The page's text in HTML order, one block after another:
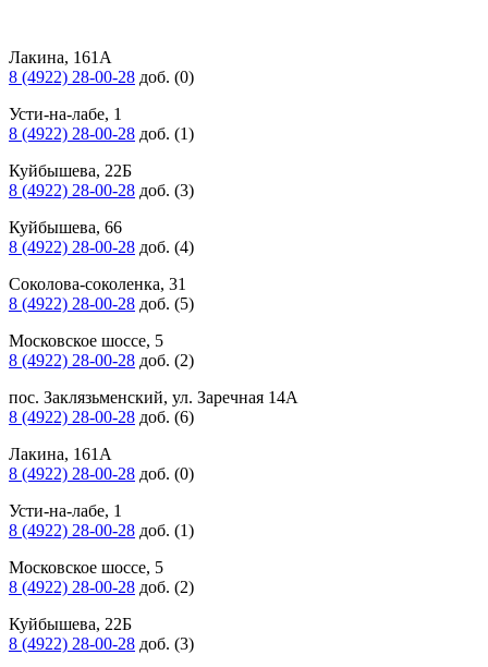
Лакина, 161А
8 (4922) 28-00-28 доб. (0)
Усти-на-лабе, 1
8 (4922) 28-00-28 доб. (1)
Куйбышева, 22Б
8 (4922) 28-00-28 доб. (3)
Куйбышева, 66
8 (4922) 28-00-28 доб. (4)
Соколова-соколенка, 31
8 (4922) 28-00-28 доб. (5)
Московское шоссе, 5
8 (4922) 28-00-28 доб. (2)
пос. Заклязьменский, ул. Заречная 14А
8 (4922) 28-00-28 доб. (6)
Лакина, 161А
8 (4922) 28-00-28 доб. (0)
Усти-на-лабе, 1
8 (4922) 28-00-28 доб. (1)
Московское шоссе, 5
8 (4922) 28-00-28 доб. (2)
Куйбышева, 22Б
8 (4922) 28-00-28 доб. (3)